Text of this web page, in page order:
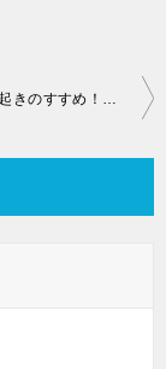
【朝活】超早起きのすすめ！方法とメリットを紹介